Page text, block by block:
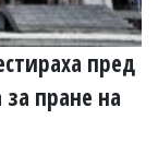
пред
пране на